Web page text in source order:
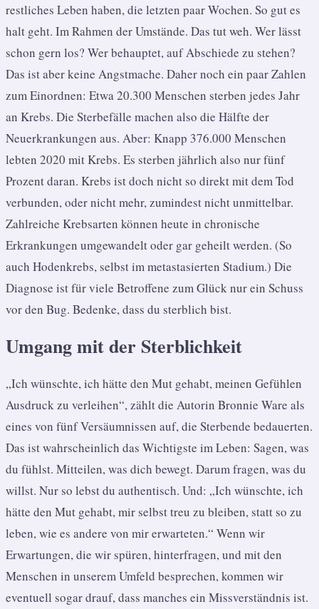
restliches Leben haben, die letzten paar Wochen. So gut es
halt geht. Im Rahmen der Umstände. Das tut weh. Wer lässt
schon gern los? Wer behauptet, auf Abschiede zu stehen?
Das ist aber keine Angstmache. Daher noch ein paar Zahlen
zum Einordnen: Etwa 20.300 Menschen sterben jedes Jahr
an Krebs. Die Sterbefälle machen also die Hälfte der
Neuerkrankungen aus. Aber: Knapp 376.000 Menschen
lebten 2020 mit Krebs. Es sterben jährlich also nur fünf
Prozent daran. Krebs ist doch nicht so direkt mit dem Tod
verbunden, oder nicht mehr, zumindest nicht unmittelbar.
Zahlreiche Krebsarten können heute in chronische
Erkrankungen umgewandelt oder gar geheilt werden. (So
auch Hodenkrebs, selbst im metastasierten Stadium.) Die
Diagnose ist für viele Betroffene zum Glück nur ein Schuss
vor den Bug. Bedenke, dass du sterblich bist.
Umgang mit der Sterblichkeit
„Ich wünschte, ich hätte den Mut gehabt, meinen Gefühlen
Ausdruck zu verleihen“, zählt die Autorin Bronnie Ware als
eines von fünf Versäumnissen auf, die Sterbende bedauerten.
Das ist wahrscheinlich das Wichtigste im Leben: Sagen, was
du fühlst. Mitteilen, was dich bewegt. Darum fragen, was du
willst. Nur so lebst du authentisch. Und: „Ich wünschte, ich
hätte den Mut gehabt, mir selbst treu zu bleiben, statt so zu
leben, wie es andere von mir erwarteten.“ Wenn wir
Erwartungen, die wir spüren, hinterfragen, und mit den
Menschen in unserem Umfeld besprechen, kommen wir
eventuell sogar drauf, dass manches ein Missverständnis ist.